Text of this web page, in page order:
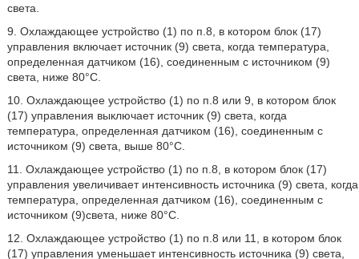
света.
9. Охлаждающее устройство (1) по п.8, в котором блок (17)
управления включает источник (9) света, когда температура,
определенная датчиком (16), соединенным с источником (9)
света, ниже 80°C.
10. Охлаждающее устройство (1) по п.8 или 9, в котором блок
(17) управления выключает источник (9) света, когда
температура, определенная датчиком (16), соединенным с
источником (9) света, выше 80°С.
11. Охлаждающее устройство (1) по п.8, в котором блок (17)
управления увеличивает интенсивность источника (9) света, когда
температура, определенная датчиком (16), соединенным с
источником (9)света, ниже 80°C.
12. Охлаждающее устройство (1) по п.8 или 11, в котором блок
(17) управления уменьшает интенсивность источника (9) света,